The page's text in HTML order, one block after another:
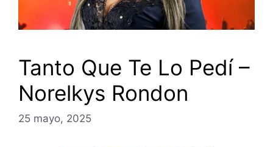
Tanto Que Te Lo Pedí –
Norelkys Rondon
25 mayo, 2025